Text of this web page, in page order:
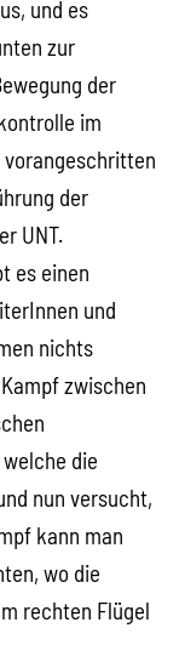
und es
zur
der
im
der
UNT.
es einen
und
nichts
zwischen
die
nun versucht,
kann man
wo die
rechten Flügel